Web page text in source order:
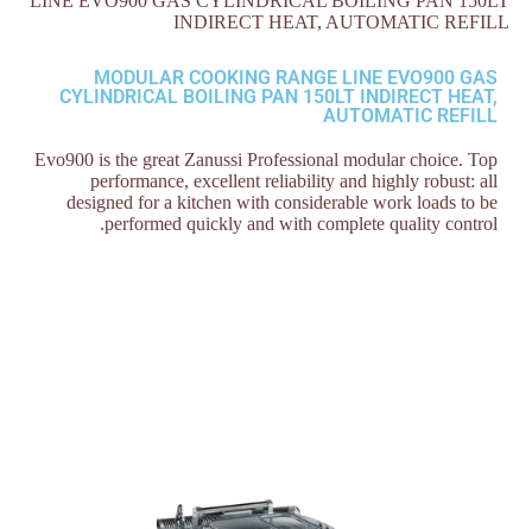
INDIRECT HEAT, AUTOMATIC REFILL
MODULAR COOKING RANGE LINE EVO900 GAS
CYLINDRICAL BOILING PAN 150LT INDIRECT HEAT,
AUTOMATIC REFILL
Evo900 is the great Zanussi Professional modular choice. Top
performance, excellent reliability and highly robust: all
designed for a kitchen with considerable work loads to be
performed quickly and with complete quality control.